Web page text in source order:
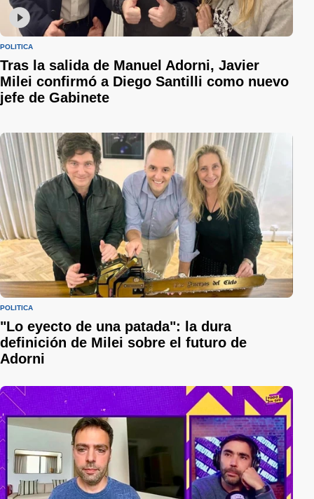
POLÍTICA
Tras la salida de Manuel Adorni, Javier
Milei confirmó a Diego Santilli como nuevo
jefe de Gabinete
POLÍTICA
"Lo eyecto de una patada": la dura
definición de Milei sobre el futuro de
Adorni